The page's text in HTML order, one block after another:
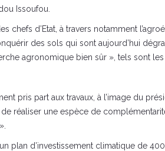
Issoufou.
chefs d’Etat, à travers notamment
des sols qui sont aujourd’hui
agronomique bien sûr », tels sont
pris part aux travaux, à l’image du
réaliser une espèce de
plan d’investissement climatique de